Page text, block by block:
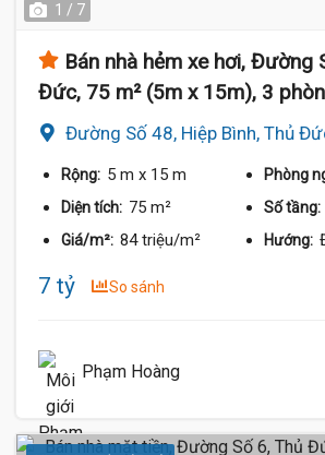
1 / 7
Bán nhà hẻm xe hơi, Đường
Đức, 75 m² (5m x 15m), 3
Đường Số 48, Hiệp Bình, Thủ
Rộng: 5 m x 15 m Phòng
Diện tích: 75 m² Số tầng:
Giá/m²: 84 triệu/m² Hướng:
7 tỷ So sánh
Phạm Hoàng